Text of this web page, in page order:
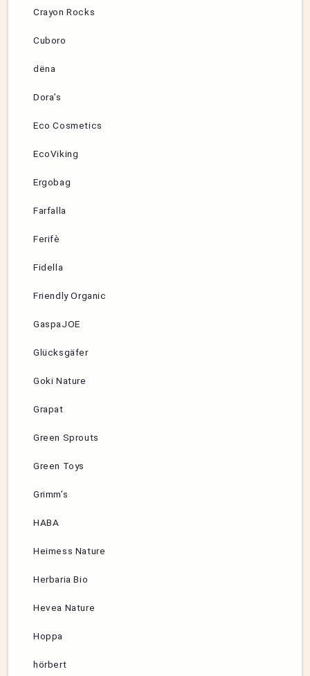
Crayon Rocks
Cuboro
dëna
Dora’s
Eco Cosmetics
EcoViking
Ergobag
Farfalla
Ferifè
Fidella
Friendly Organic
GaspaJOE
Glücksgäfer
Goki Nature
Grapat
Green Sprouts
Green Toys
Grimm’s
HABA
Heimess Nature
Herbaria Bio
Hevea Nature
Hoppa
hörbert